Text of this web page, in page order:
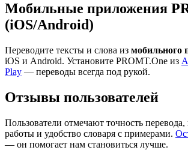
Мобильные приложения
(iOS/Android)
Переводите тексты и слова из мобильного
iOS и Android. Установите PROMT.One из
Play — переводы всегда под рукой.
Отзывы пользователей
Пользователи отмечают точность
работы и удобство словаря с примерами.
— он помогает нам становиться лучше.